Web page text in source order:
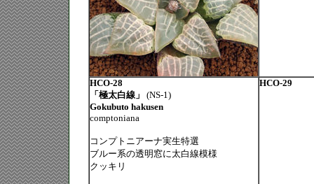
HCO-28
「極太白線」 (NS-1)
Gokubuto hakusen
comptoniana
コンプトニアーナ実生特選
ブルー系の透明窓に太白線模様
クッキリ
HCO-29